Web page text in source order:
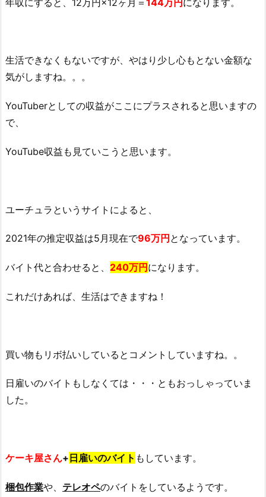
生活できなくもないですが、やはり少し心もとない金額な
気がしますね。。。
YouTuberとしての収益がここにプラスされると思いますの
で、
YouTube収益も見ていこうと思います。
ユーチュラというサイトによると、
2021年の推定収益は5月現在で96万円 となっています。
バイト代と合わせると、 240万円 になります。
これだけあれば、生活はできますね！
買い物もリボ払いしているとコメントしていますね。。
日雇いのバイトもしなくては・・・ともおっしゃっていま
した。
ケーキ屋さん+ 日雇いのバイト もしています。
梱包作業や、 テレオペのバイトをしているようです。